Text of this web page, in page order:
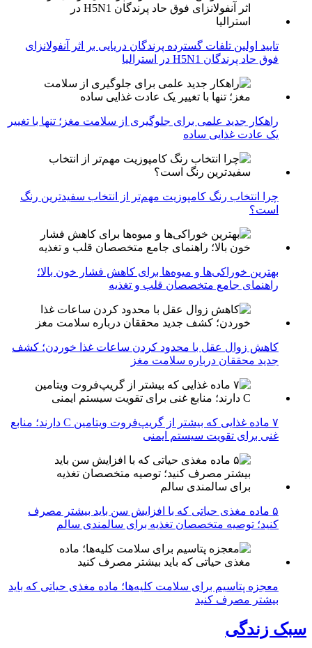
تایید اولین تلفات گسترده پرندگان دریایی بر اثر آنفولانزای
فوق حاد پرندگان H5N1 در استرالیا
راهکار جدید علمی برای جلوگیری از سلامت مغز؛ تنها با تغییر
یک عادت غذایی ساده
چرا انتخاب رنگ کامپوزیت مهم‌تر از انتخاب سفیدترین رنگ
است؟
بهترین خوراکی‌ها و میوه‌ها برای کاهش فشار خون بالا؛
راهنمای جامع متخصصان قلب و تغذیه
کاهش زوال عقل با محدود کردن ساعات غذا خوردن؛ کشف
جدید محققان درباره سلامت مغز
۷ ماده غذایی که بیشتر از گریپ‌فروت ویتامین C دارند؛ منابع
غنی برای تقویت سیستم ایمنی
۵ ماده مغذی حیاتی که با افزایش سن باید بیشتر مصرف
کنید؛ توصیه متخصصان تغذیه برای سالمندی سالم
معجزه پتاسیم برای سلامت کلیه‌ها؛ ماده مغذی حیاتی که باید
بیشتر مصرف کنید
سبک زندگی